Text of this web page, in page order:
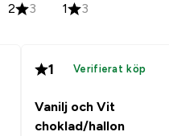
2 3 1 3
1 Verifierat köp
Vanilj och Vit
choklad/hallon